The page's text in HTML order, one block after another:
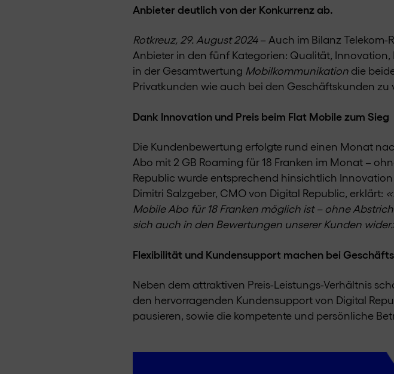
Anbieter deutlich von der Konkurrenz ab.
Rotkreuz, 29. August 2024– Auch im Bilanz Telekom-
Anbieter in den fünf Kategorien: Qualität,
in der Gesamtwertung Mobilkommunikation die
Privatkunden wie auch bei den Geschäftskunden zu
Dank Innovation und Preis beim Flat Mobile zum Sieg
Die Kundenbewertung erfolgte rund einen Monat
Abo mit 2 GB Roaming für 18 Franken im Monat –
Republic wurde entsprechend hinsichtlich
Dimitri Salzgeber, CMO von Digital Republic, erklärt:
Mobile Abo für 18 Franken möglich ist – ohne
sich auch in den Bewertungen unserer Kunden wider.
Flexibilität und Kundensupport machen bei
Neben dem attraktiven Preis-Leistungs-Verhältnis
den hervorragenden Kundensupport von Digital
pausieren, sowie die kompetente und persönliche